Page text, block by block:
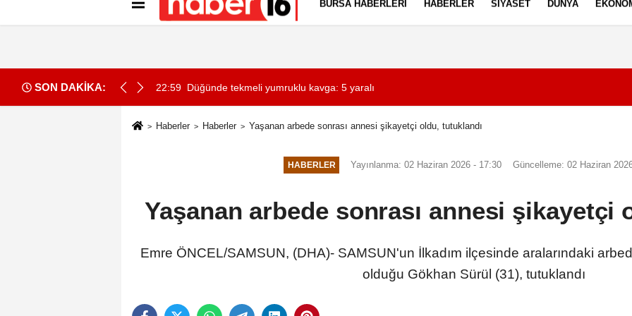
İletişim Gizlilik İlkeleri
BURSA HABERLERI HABERLER SIYASET DÜNYA
SON DAKİKA:
dumandan etkilendi 22:59 Düğünde tekmeli yumruklu kavga: 5 yaralı Ertuğrul Doğan:
Haberler Haberler Yaşanan arbede sonrası annesi şikayetçi oldu, tutuklandı
HABERLER Yayınlanma: 02 Haziran 2026 - 17:30 Güncelleme: 02 Haziran
Yaşanan arbede sonrası annesi şikayetçi
Emre ÖNCEL/SAMSUN, (DHA)- SAMSUN'un İlkadım ilçesinde aralarındaki
olduğu Gökhan Sürül (31), tutuklandı